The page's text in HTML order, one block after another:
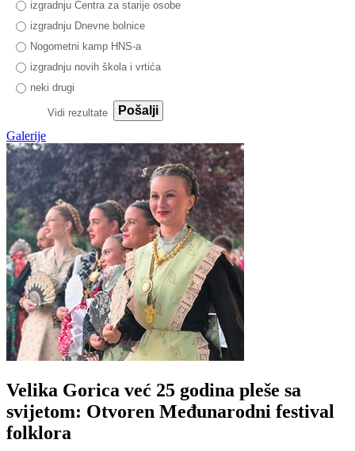
izgradnju Centra za starije osobe
izgradnju Dnevne bolnice
Nogometni kamp HNS-a
izgradnju novih škola i vrtića
neki drugi
Vidi rezultate
Pošalji
Galerije
Velika Gorica već 25 godina pleše sa
svijetom: Otvoren Međunarodni festival
folklora